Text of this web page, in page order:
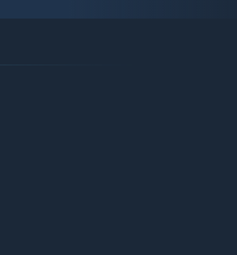
火、土」。所有的人物、敌人都具备至少一
若属性相克，可造成更大的伤害，如果属性
游戏战斗中出现，不受敌方攻击，但可以攻
。另外，